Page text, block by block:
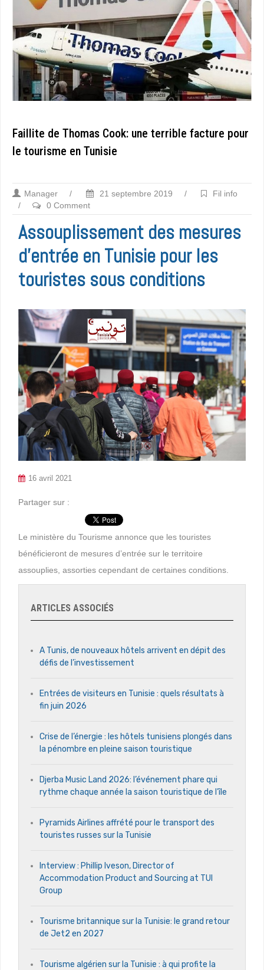
Faillite de Thomas Cook: une terrible facture pour
le tourisme en Tunisie
Manager / 21 septembre 2019 /
Fil info
/
0 Comment
Assouplissement des mesures
d’entrée en Tunisie pour les
touristes sous conditions
16 avril 2021
Partager sur :
Le ministère du Tourisme annonce que les touristes
bénéficieront de mesures d’entrée sur le territoire
assouplies, assorties cependant de certaines conditions.
ARTICLES ASSOCIÉS
A Tunis, de nouveaux hôtels arrivent en dépit des
défis de l’investissement
Entrées de visiteurs en Tunisie : quels résultats à
fin juin 2026
Crise de l’énergie : les hôtels tunisiens plongés dans
la pénombre en pleine saison touristique
Djerba Music Land 2026: l’événement phare qui
rythme chaque année la saison touristique de l’île
Pyramids Airlines affrété pour le transport des
touristes russes sur la Tunisie
Interview : Phillip Iveson, Director of
Accommodation Product and Sourcing at TUI
Group
Tourisme britannique sur la Tunisie: le grand retour
de Jet2 en 2027
Tourisme algérien sur la Tunisie : à qui profite la